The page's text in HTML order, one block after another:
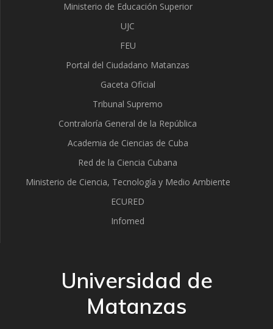
Ministerio de Educación Superior
UJC
FEU
Portal del Ciudadano Matanzas
Gaceta Oficial
Tribunal Supremo
Contraloría General de la República
Academia de Ciencias de Cuba
Red de la Ciencia Cubana
Ministerio de Ciencia, Tecnología y Medio Ambiente
ECURED
Infomed
Universidad de
Matanzas